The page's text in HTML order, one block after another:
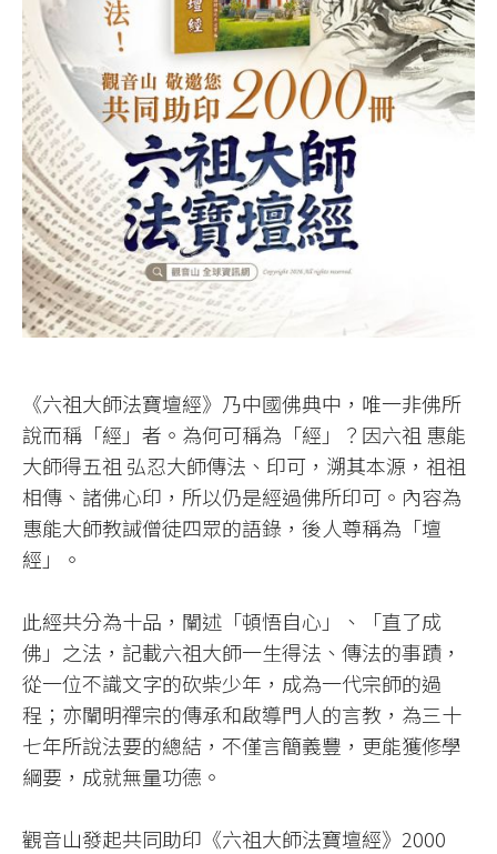
《六祖大師法寶壇經》乃中國佛典中，唯一非佛所
說而稱「經」者。為何可稱為「經」？因六祖 惠能
大師得五祖 弘忍大師傳法、印可，溯其本源，祖祖
相傳、諸佛心印，所以仍是經過佛所印可。內容為
惠能大師教誡僧徒四眾的語錄，後人尊稱為「壇
經」。
此經共分為十品，闡述「頓悟自心」、「直了成
佛」之法，記載六祖大師一生得法、傳法的事蹟，
從一位不識文字的砍柴少年，成為一代宗師的過
程；亦闡明禪宗的傳承和啟導門人的言教，為三十
七年所說法要的總結，不僅言簡義豐，更能獲修學
綱要，成就無量功德。
觀音山發起共同助印《六祖大師法寶壇經》2000